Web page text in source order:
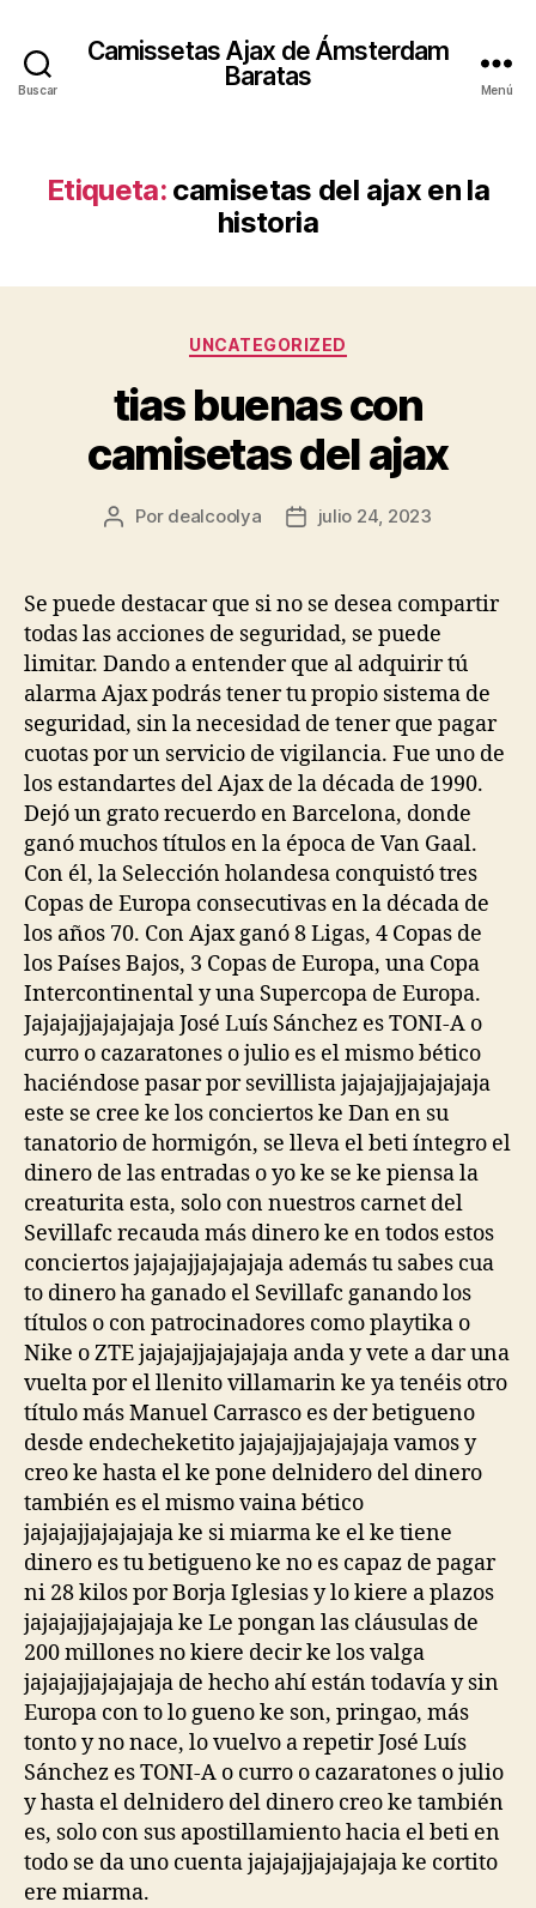
Buscar
Camissetas Ajax de Ámsterdam
Baratas
Menú
Etiqueta: camisetas del ajax en la
historia
Categorías
UNCATEGORIZED
tias buenas con
camisetas del ajax
Autor
entrada
Por dealcoolya
Fecha
entrada
julio 24, 2023
Se puede destacar que si no se desea compartir
todas las acciones de seguridad, se puede
limitar. Dando a entender que al adquirir tú
alarma Ajax podrás tener tu propio sistema de
seguridad, sin la necesidad de tener que pagar
cuotas por un servicio de vigilancia. Fue uno de
los estandartes del Ajax de la década de 1990.
Dejó un grato recuerdo en Barcelona, donde
ganó muchos títulos en la época de Van Gaal.
Con él, la Selección holandesa conquistó tres
Copas de Europa consecutivas en la década de
los años 70. Con Ajax ganó 8 Ligas, 4 Copas de
los Países Bajos, 3 Copas de Europa, una Copa
Intercontinental y una Supercopa de Europa.
Jajajajjajajajaja José Luís Sánchez es TONI-A o
curro o cazaratones o julio es el mismo bético
haciéndose pasar por sevillista jajajajjajajajaja
este se cree ke los conciertos ke Dan en su
tanatorio de hormigón, se lleva el beti íntegro el
dinero de las entradas o yo ke se ke piensa la
creaturita esta, solo con nuestros carnet del
Sevillafc recauda más dinero ke en todos estos
conciertos jajajajjajajajaja además tu sabes cua
to dinero ha ganado el Sevillafc ganando los
títulos o con patrocinadores como playtika o
Nike o ZTE jajajajjajajajaja anda y vete a dar una
vuelta por el llenito villamarin ke ya tenéis otro
título más Manuel Carrasco es der betigueno
desde endecheketito jajajajjajajajaja vamos y
creo ke hasta el ke pone delnidero del dinero
también es el mismo vaina bético
jajajajjajajajaja ke si miarma ke el ke tiene
dinero es tu betigueno ke no es capaz de pagar
ni 28 kilos por Borja Iglesias y lo kiere a plazos
jajajajjajajajaja ke Le pongan las cláusulas de
200 millones no kiere decir ke los valga
jajajajjajajajaja de hecho ahí están todavía y sin
Europa con to lo gueno ke son, pringao, más
tonto y no nace, lo vuelvo a repetir José Luís
Sánchez es TONI-A o curro o cazaratones o julio
y hasta el delnidero del dinero creo ke también
es, solo con sus apostillamiento hacia el beti en
todo se da uno cuenta jajajajjajajajaja ke cortito
ere miarma.